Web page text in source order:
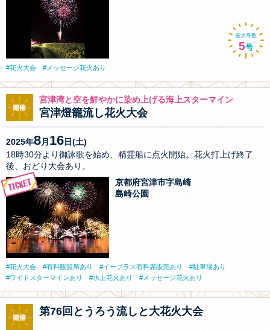
最大号数
5号
花火大会 メッセージ花火あり
宮津湾と空を鮮やかに染め上げる海上スターマイン
宮津燈籠流し花火大会
2025年8月 16日(土)
18時30分より御詠歌を始め、精霊船に点火開始。花火打上げ終了
後、おどり大会あり。
京都府宮津市字島崎
島崎公園
花火大会 有料観覧席あり イープラス有料席販売あり
駐車場あり
ワイドスターマインあり
水上花火あり メッセージ花火あり
第76回とうろう流しと大花火大会